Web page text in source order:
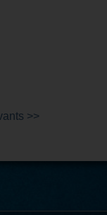
>>